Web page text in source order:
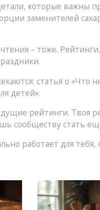
которые важны
заменителей
– тоже.
статья о «Что
детей».
рейтинги. Твоя
сообществу стать
работает для тебя,